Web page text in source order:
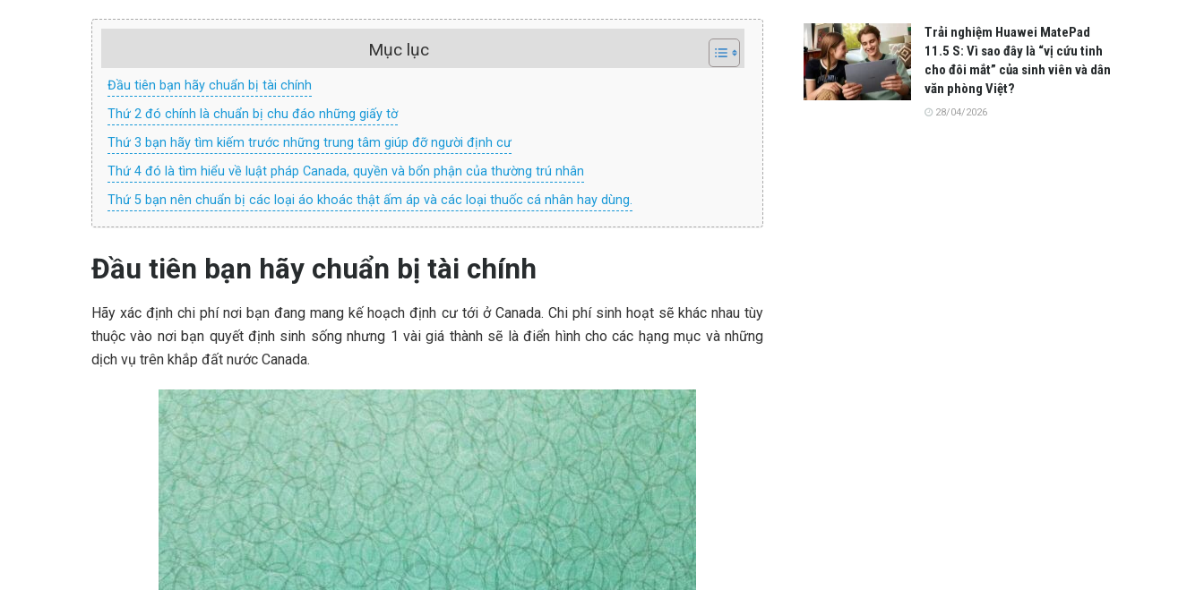
Mục lục
Đầu tiên bạn hãy chuẩn bị tài chính
Thứ 2 đó chính là chuẩn bị chu đáo những giấy tờ
Thứ 3 bạn hãy tìm kiếm trước những trung tâm giúp đỡ người định cư
Thứ 4 đó là tìm hiểu về luật pháp Canada, quyền và bổn phận của thường trú nhân
Thứ 5 bạn nên chuẩn bị các loại áo khoác thật ấm áp và các loại thuốc cá nhân hay dùng.
Đầu tiên bạn hãy chuẩn bị tài chính
Hãy xác định chi phí nơi bạn đang mang kế hoạch định cư tới ở Canada. Chi phí sinh hoạt sẽ khác nhau tùy
thuộc vào nơi bạn quyết định sinh sống nhưng 1 vài giá thành sẽ là điển hình cho các hạng mục và những
dịch vụ trên khắp đất nước Canada.
Trải nghiệm Huawei MatePad
11.5 S: Vì sao đây là “vị cứu tinh
cho đôi mắt” của sinh viên và dân
văn phòng Việt?
28/04/2026